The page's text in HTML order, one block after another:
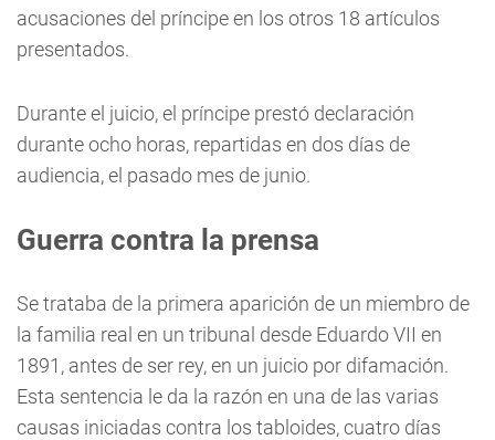
acusaciones del príncipe en los otros 18 artículos
presentados.
Durante el juicio, el príncipe prestó declaración
durante ocho horas, repartidas en dos días de
audiencia, el pasado mes de junio.
Guerra contra la prensa
Se trataba de la primera aparición de un miembro de
la familia real en un tribunal desde Eduardo VII en
1891, antes de ser rey, en un juicio por difamación.
Esta sentencia le da la razón en una de las varias
causas iniciadas contra los tabloides, cuatro días